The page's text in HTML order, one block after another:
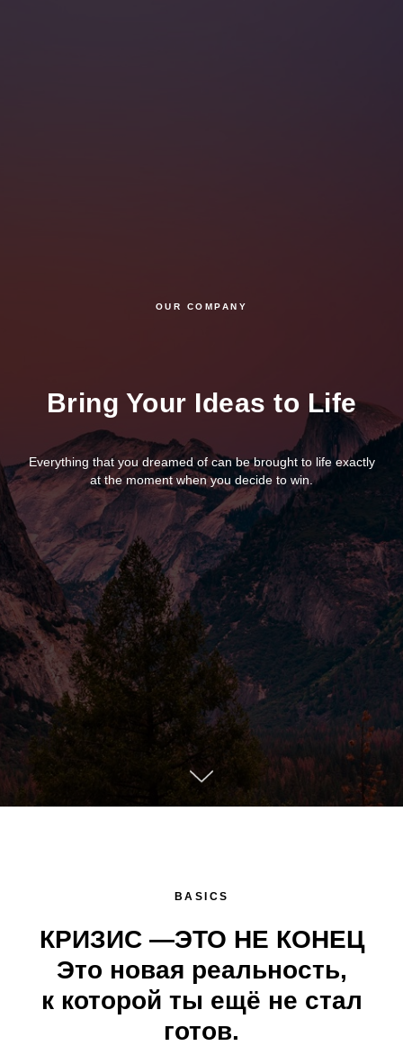
OUR COMPANY
Bring Your Ideas to Life
Everything that you dreamed of can be brought to life exactly
at the moment when you decide to win.
BASICS
КРИЗИС —ЭТО НЕ КОНЕЦ
Это новая реальность,
к которой ты ещё не стал
готов.